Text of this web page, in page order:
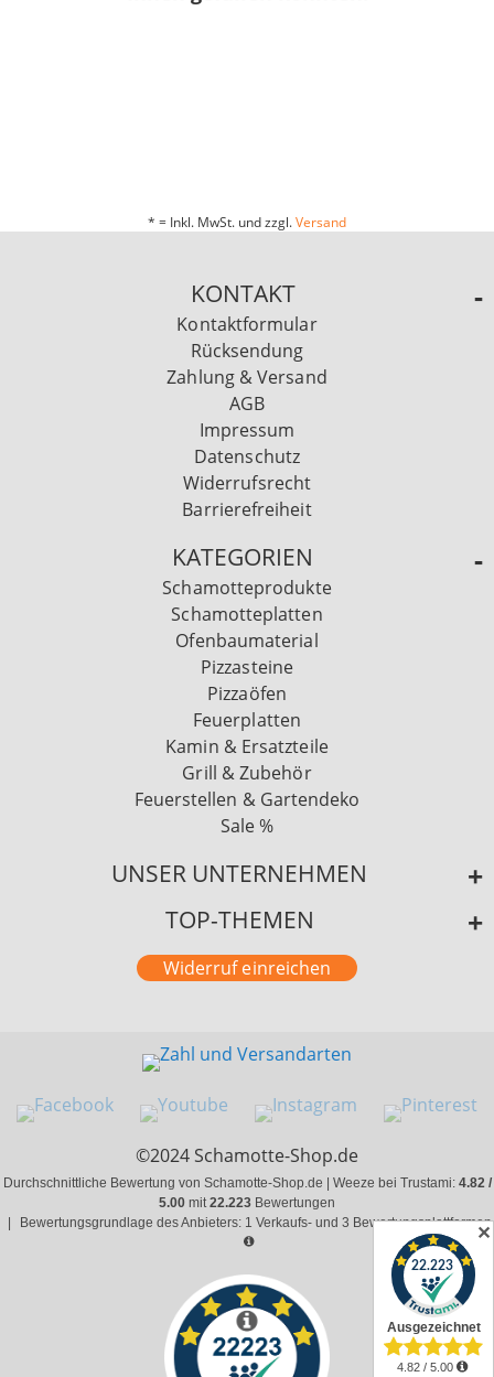
* = Inkl. MwSt. und zzgl.Versand
KONTAKT
Kontaktformular
Rücksendung
Zahlung & Versand
AGB
Impressum
Datenschutz
Widerrufsrecht
Barrierefreiheit
KATEGORIEN
Schamotteprodukte
Schamotteplatten
Ofenbaumaterial
Pizzasteine
Pizzaöfen
Feuerplatten
Kamin & Ersatzteile
Grill & Zubehör
Feuerstellen & Gartendeko
Sale %
UNSER UNTERNEHMEN
TOP-THEMEN
Widerruf einreichen
©2024 Schamotte-Shop.de
Durchschnittliche Bewertung von Schamotte-Shop.de | Weeze bei Trustami: 4.82 /
5.00 mit22.223 Bewertungen
Bewertungsgrundlage des Anbieters: 1 Verkaufs- und 3 Bewertungsplattformen
✕